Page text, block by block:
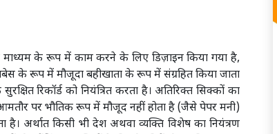
के रूप में काम करने के लिए डिज़ाइन किया गया है,
के रूप में मौजूदा बहीखाता के रूप में संग्रहित किया जाता
रिकॉर्ड को नियंत्रित करता है। अतिरिक्त सिक्कों का
पर भौतिक रूप में मौजूद नहीं होता है (जैसे पेपर मनी)
है। अर्थात किसी भी देश अथवा व्यक्ति विशेष का नियंत्रण